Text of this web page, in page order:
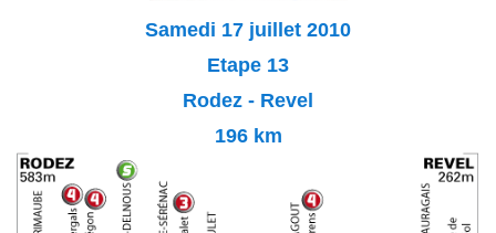
Samedi 17 juillet 2010
Etape 13
Rodez - Revel
196 km